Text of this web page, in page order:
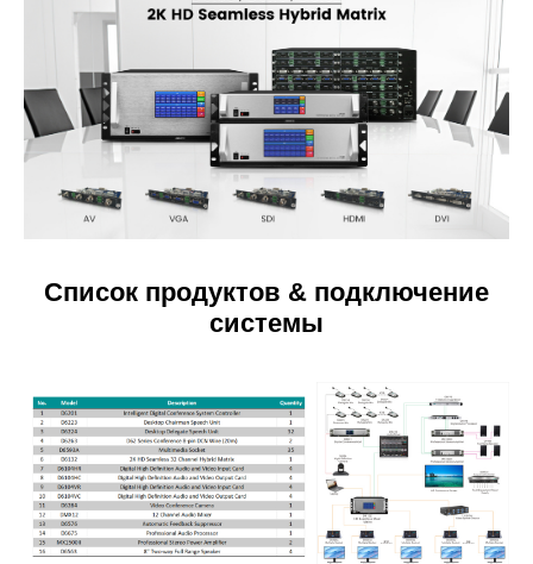
Список продуктов & подключение
системы